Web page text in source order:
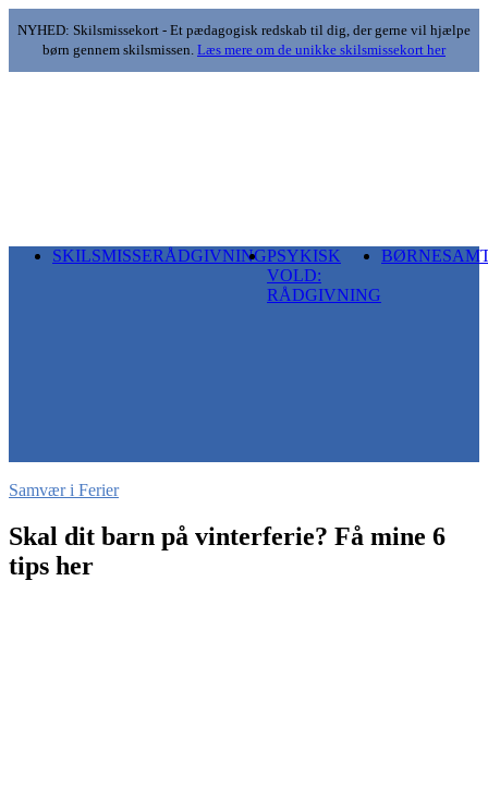
NYHED: Skilsmissekort - Et pædagogisk redskab til dig, der gerne vil hjælpe
børn gennem skilsmissen. Læs mere om de unikke skilsmissekort her
SKILSMISSERÅDGIVNINGPSYKISK
VOLD:
RÅDGIVNING
Samvær i Ferier
Skal dit barn på vinterferie? Få mine 6
tips her